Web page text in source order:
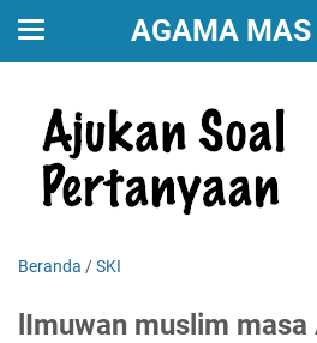
AGAMA MAS
Beranda /SKI
lImuwan muslim